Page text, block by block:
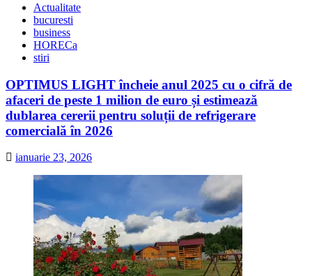
Actualitate
bucuresti
business
HORECa
stiri
OPTIMUS LIGHT încheie anul 2025 cu o cifră de
afaceri de peste 1 milion de euro și estimează
dublarea cererii pentru soluții de refrigerare
comercială în 2026
ianuarie 23, 2026